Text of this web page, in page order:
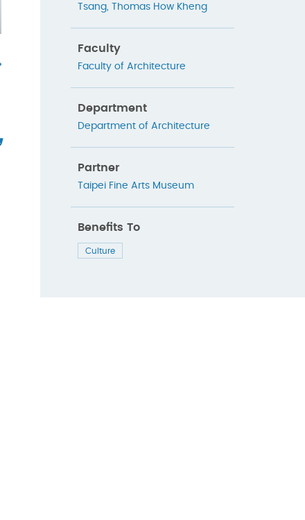
Tsang, Thomas How Kheng
Faculty
Faculty of Architecture
Department
Department of Architecture
Partner
Taipei Fine Arts Museum
Benefits To
Culture